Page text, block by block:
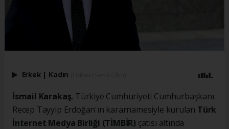
Erkek | Kadın
İsmail Karakaş, Türkiye Cumhuriyeti Cumhurbaşkanı
Recep Tayyip Erdoğan'ın kararnamesiyle kurulan Türk
İnternet Medya Birliği (TİMBİR) çatısı altında